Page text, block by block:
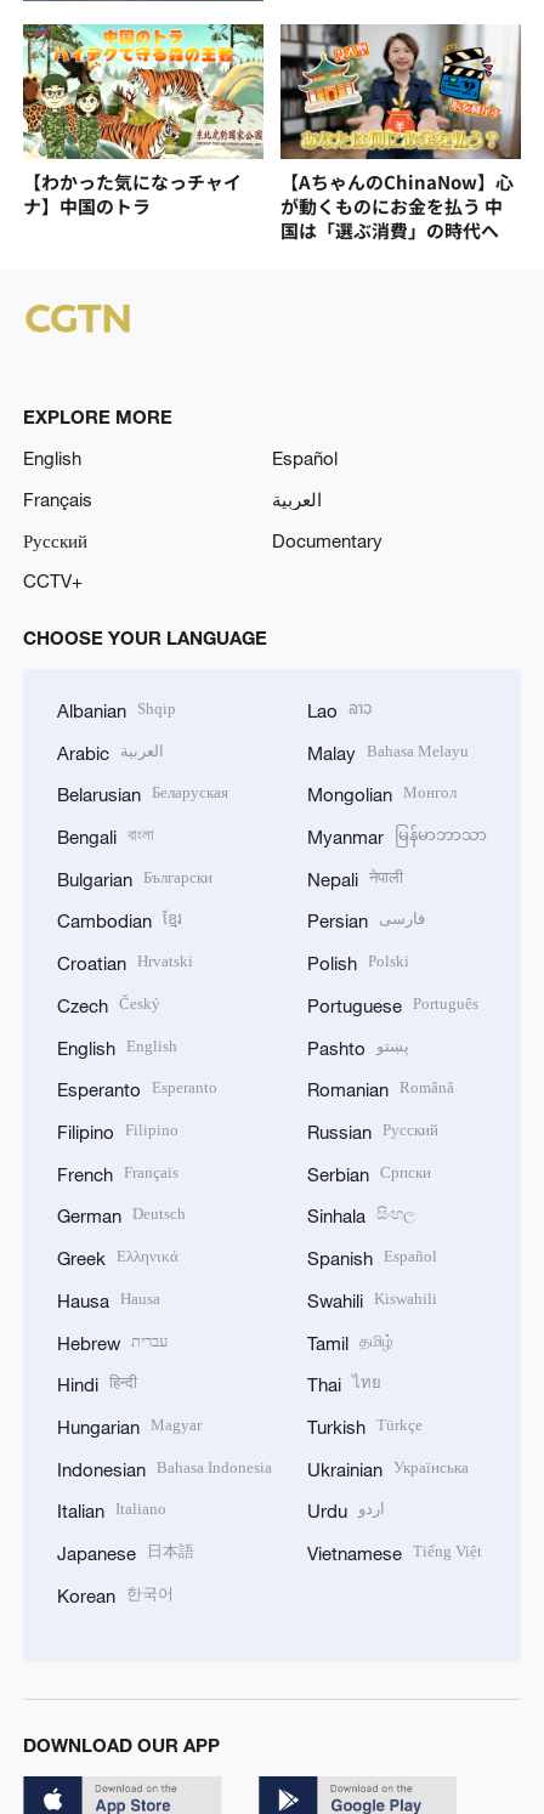
【わかった気になっチャイ
ナ】中国のトラ
【AちゃんのChinaNow】心
が動くものにお金を払う 中
国は「選ぶ消費」の時代へ
EXPLORE MORE
English
Español
Français
العربية
Русский
Documentary
CCTV+
CHOOSE YOUR LANGUAGE
Albanian Shqip
Arabic العربية
Belarusian Беларуская
Bengali বাংলা
Bulgarian Български
Cambodian ខ្មែរ
Croatian Hrvatski
Czech Český
English English
Esperanto Esperanto
Filipino Filipino
French Français
German Deutsch
Greek Ελληνικά
Hausa Hausa
Hebrew עברית
Hindi हिन्दी
Hungarian Magyar
Indonesian Bahasa Indonesia
Italian Italiano
Japanese 日本語
Korean 한국어
Lao ລາວ
Malay Bahasa Melayu
Mongolian Монгол
Myanmar မြန်မာဘာသာ
Nepali नेपाली
Persian فارسی
Polish Polski
Portuguese Português
Pashto پښتو
Romanian Română
Russian Русский
Serbian Српски
Sinhala සිංහල
Spanish Español
Swahili Kiswahili
Tamil தமிழ்
Thai ไทย
Turkish Türkçe
Ukrainian Українська
Urdu اردو
Vietnamese Tiếng Việt
DOWNLOAD OUR APP